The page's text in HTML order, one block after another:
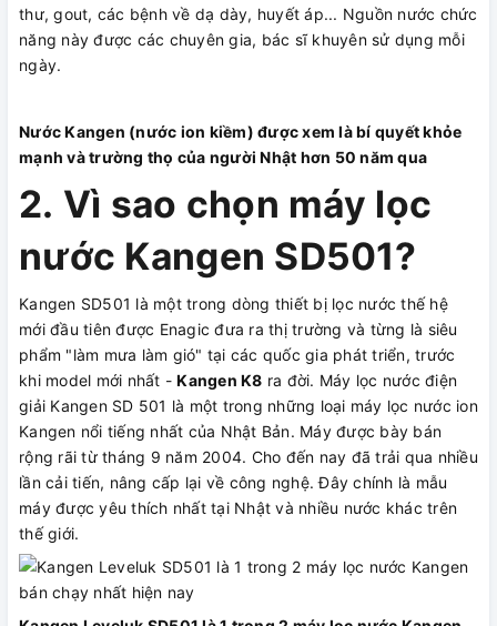
thư, gout, các bệnh về dạ dày, huyết áp... Nguồn nước chức
năng này được các chuyên gia, bác sĩ khuyên sử dụng mỗi
ngày.
Nước Kangen (nước ion kiềm) được xem là bí quyết khỏe
mạnh và trường thọ của người Nhật hơn 50 năm qua
2. Vì sao chọn máy lọc
nước Kangen SD501?
Kangen SD501 là một trong dòng thiết bị lọc nước thế hệ
mới đầu tiên được Enagic đưa ra thị trường và từng là siêu
phẩm "làm mưa làm gió" tại các quốc gia phát triển, trước
khi model mới nhất -Kangen K8 ra đời. Máy lọc nước điện
giải Kangen SD 501 là một trong những loại máy lọc nước ion
Kangen nổi tiếng nhất của Nhật Bản. Máy được bày bán
rộng rãi từ tháng 9 năm 2004. Cho đến nay đã trải qua nhiều
lần cải tiến, nâng cấp lại về công nghệ. Đây chính là mẫu
máy được yêu thích nhất tại Nhật và nhiều nước khác trên
thế giới.